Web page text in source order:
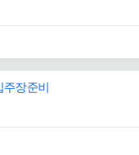
주장준비